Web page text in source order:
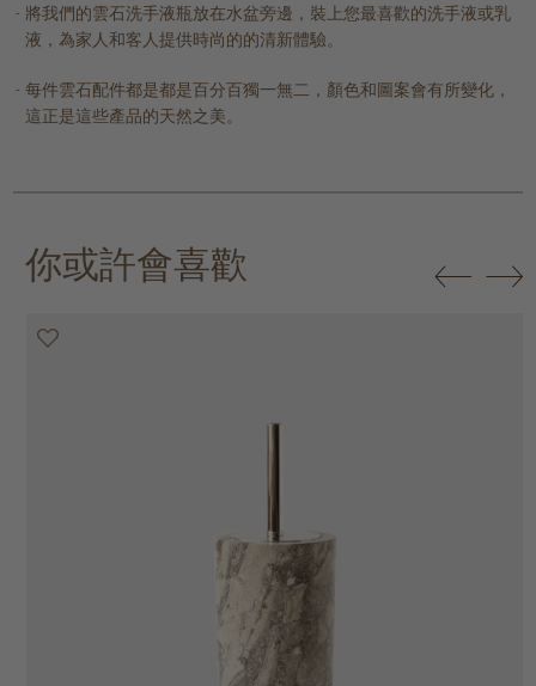
將我們的雲石洗手液瓶放在水盆旁邊，裝上您最喜歡的洗手液或乳
液，為家人和客人提供時尚的的清新體驗。
每件雲石配件都是都是百分百獨一無二，顏色和圖案會有所變化，
這正是這些產品的天然之美。
你或許會喜歡